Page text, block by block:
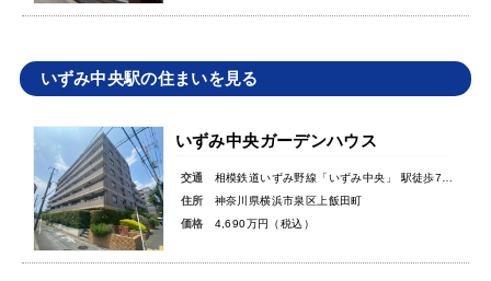
いずみ中央駅の住まいを見る
いずみ中央ガーデンハウス
交通
相模鉄道いずみ野線「いずみ中央」 駅徒歩7分
住所
神奈川県横浜市泉区上飯田町
価格
4,690万円（税込）